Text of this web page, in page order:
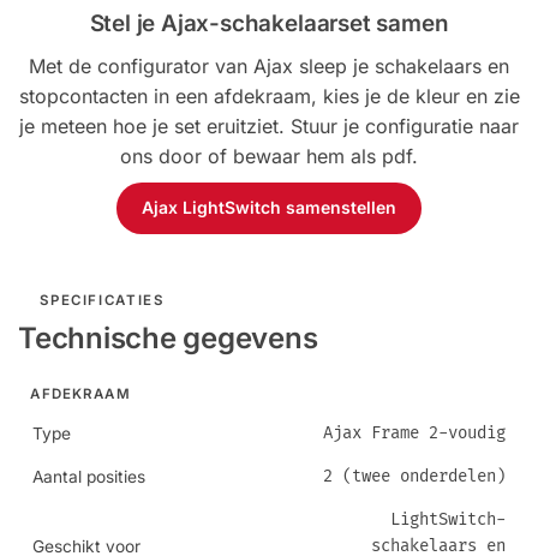
Stel je Ajax-schakelaarset samen
Met de configurator van Ajax sleep je schakelaars en
stopcontacten in een afdekraam, kies je de kleur en zie
je meteen hoe je set eruitziet. Stuur je configuratie naar
ons door of bewaar hem als pdf.
Ajax LightSwitch samenstellen
SPECIFICATIES
Technische gegevens
AFDEKRAAM
Type Ajax Frame 2-voudig
Aantal posities 2 (twee onderdelen)
Geschikt voor
LightSwitch-
schakelaars en